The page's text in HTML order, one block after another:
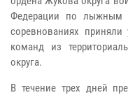
Федерации по лыжным
соревнованиях приняли
команд из
округа.
В течение трех дней